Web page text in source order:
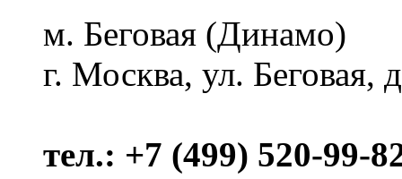
м. Беговая (Динамо)
г. Москва, ул. Беговая,
тел.: +7 (499) 520-99-